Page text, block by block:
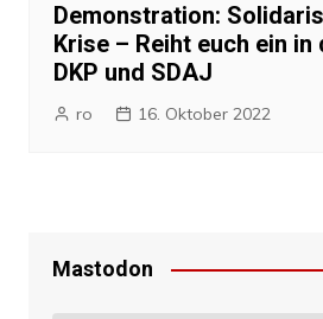
Demonstration:
Krise – Reiht euch ein in
DKP und SDAJ
ro 16. Oktober 2022
Mastodon